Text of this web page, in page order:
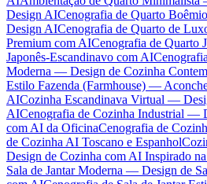
Design AICenografia de Quarto
Design AICenografia de Quarto de
Premium com AICenografia de Quarto
Japonês-Escandinavo com AI
Moderna — Design de Cozinha
Estilo Fazenda (Farmhouse) —
AICozinha Escandinava Virtual —
AICenografia de Cozinha Industrial —
com AI da OficinaCenografia de
de Cozinha AI Toscano e Espanhol
Design de Cozinha com AI Inspirado
Sala de Jantar Moderna — Design de